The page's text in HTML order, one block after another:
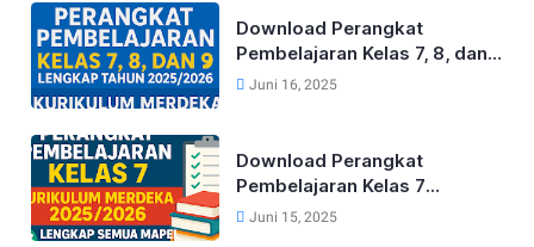
Download Perangkat
Pembelajaran Kelas 7, 8, dan
9 Lengkap Tahun 2025/2026
Juni 16, 2025
Download Perangkat
Pembelajaran Kelas 7
Kurikulum Merdeka Lengkap
Juni 15, 2025